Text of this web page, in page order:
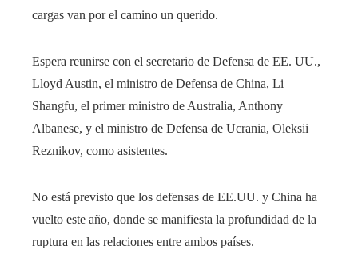
cargas van por el camino un querido.
Espera reunirse con el secretario de Defensa de EE. UU.,
Lloyd Austin, el ministro de Defensa de China, Li
Shangfu, el primer ministro de Australia, Anthony
Albanese, y el ministro de Defensa de Ucrania, Oleksii
Reznikov, como asistentes.
No está previsto que los defensas de EE.UU. y China ha
vuelto este año, donde se manifiesta la profundidad de la
ruptura en las relaciones entre ambos países.